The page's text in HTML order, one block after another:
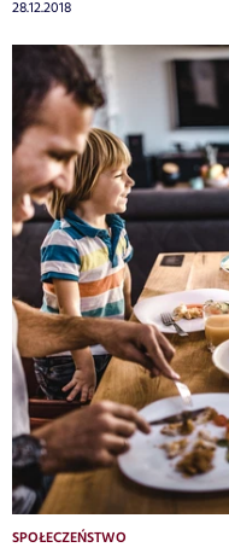
28.12.2018
SPOŁECZEŃSTWO